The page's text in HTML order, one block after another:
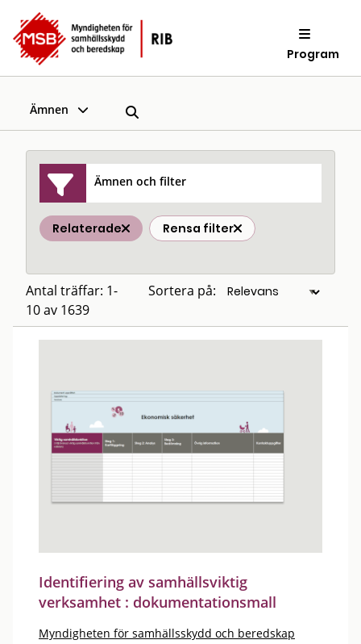
Program
Ämnen
Ämnen och filter
Relaterade Rensa filter
Antal träffar: 1-
10 av 1639
Sortera på:
Identifiering av samhällsviktig
verksamhet : dokumentationsmall
Myndigheten för samhällsskydd och beredskap